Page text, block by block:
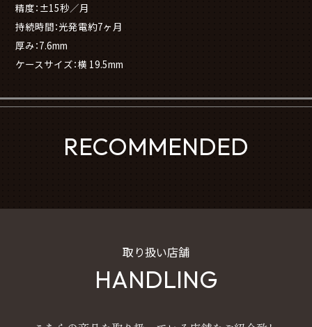
精度：±15秒／月
持続時間：光発電約7ヶ月
厚み：7.6mm
ケースサイズ：横 19.5mm
RECOMMENDED
取り扱い店舗
HANDLING